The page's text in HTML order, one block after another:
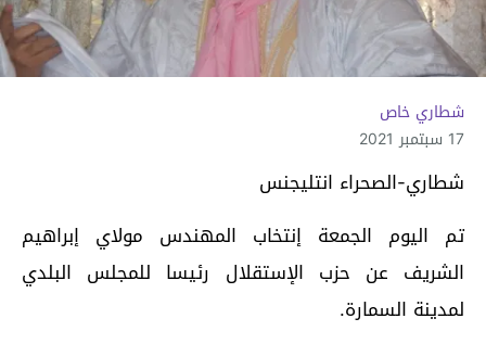
شطاري خاص
17 سبتمبر 2021
شطاري-الصحراء انتليجنس
تم اليوم الجمعة إنتخاب المهندس مولاي إبراهيم
الشريف عن حزب الإستقلال رئيسا للمجلس البلدي
لمدينة السمارة.